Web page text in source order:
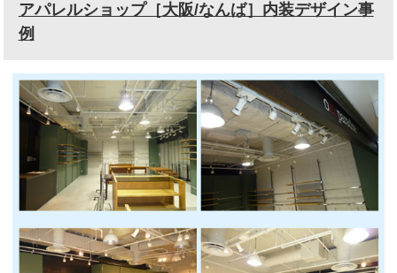
アパレルショップ［大阪/なんば］内装デザイン事
例